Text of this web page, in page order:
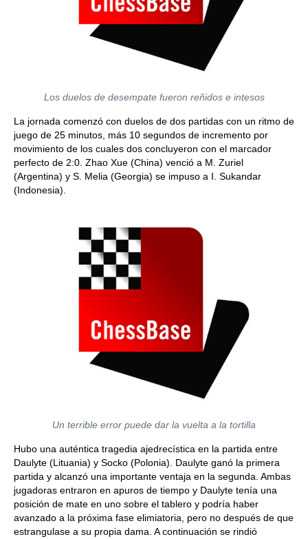
Los duelos de desempate fueron reñidos e intesos
La jornada comenzó con duelos de dos partidas con un ritmo de
juego de 25 minutos, más 10 segundos de incremento por
movimiento de los cuales dos concluyeron con el marcador
perfecto de 2:0. Zhao Xue (China) venció a M. Zuriel
(Argentina) y S. Melia (Georgia) se impuso a I. Sukandar
(Indonesia).
Un terrible error puede dar la vuelta a la tortilla
Hubo una auténtica tragedia ajedrecística en la partida entre
Daulyte (Lituania) y Socko (Polonia). Daulyte ganó la primera
partida y alcanzó una importante ventaja en la segunda. Ambas
jugadoras entraron en apuros de tiempo y Daulyte tenía una
posición de mate en uno sobre el tablero y podría haber
avanzado a la próxima fase elimiatoria, pero no después de que
estrangulase a su propia dama. A continuación se rindió